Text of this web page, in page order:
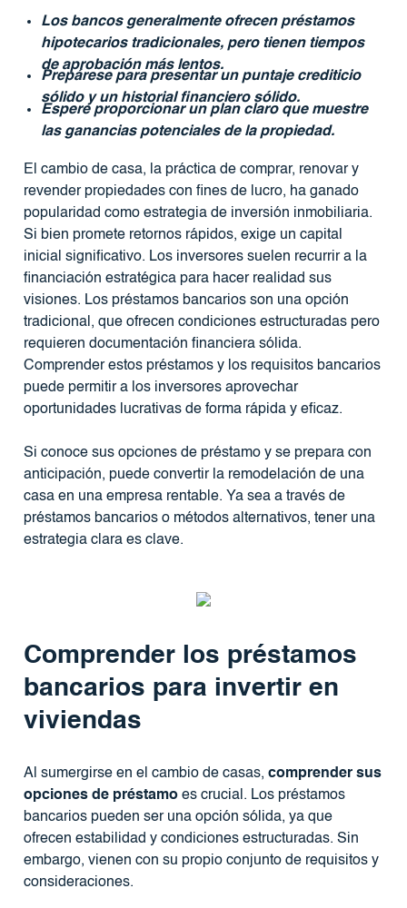
Los bancos generalmente ofrecen préstamos
hipotecarios tradicionales, pero tienen tiempos
de aprobación más lentos.
Prepárese para presentar un puntaje crediticio
sólido y un historial financiero sólido.
Espere proporcionar un plan claro que muestre
las ganancias potenciales de la propiedad.
El cambio de casa, la práctica de comprar, renovar y
revender propiedades con fines de lucro, ha ganado
popularidad como estrategia de inversión inmobiliaria.
Si bien promete retornos rápidos, exige un capital
inicial significativo. Los inversores suelen recurrir a la
financiación estratégica para hacer realidad sus
visiones. Los préstamos bancarios son una opción
tradicional, que ofrecen condiciones estructuradas pero
requieren documentación financiera sólida.
Comprender estos préstamos y los requisitos bancarios
puede permitir a los inversores aprovechar
oportunidades lucrativas de forma rápida y eficaz.
Si conoce sus opciones de préstamo y se prepara con
anticipación, puede convertir la remodelación de una
casa en una empresa rentable. Ya sea a través de
préstamos bancarios o métodos alternativos, tener una
estrategia clara es clave.
Comprender los préstamos
bancarios para invertir en
viviendas
Al sumergirse en el cambio de casas, comprender sus
opciones de préstamoes crucial. Los préstamos
bancarios pueden ser una opción sólida, ya que
ofrecen estabilidad y condiciones estructuradas. Sin
embargo, vienen con su propio conjunto de requisitos y
consideraciones.